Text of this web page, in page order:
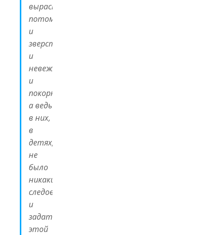
вырастали
потом
и
зверство,
и
невежество,
и
покорность,
а ведь
в них,
в
детях,
не
было
никаких
следов
и
задатков
этой